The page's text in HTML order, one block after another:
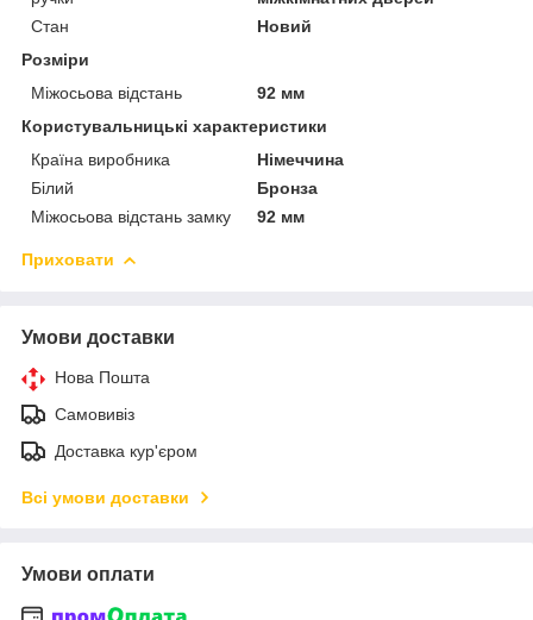
Стан
Новий
Розміри
Міжосьова відстань
92 мм
Користувальницькі характеристики
Країна виробника
Німеччина
Білий
Бронза
Міжосьова відстань замку
92 мм
Приховати
Умови доставки
Нова Пошта
Самовивіз
Доставка кур'єром
Всі умови доставки
Умови оплати